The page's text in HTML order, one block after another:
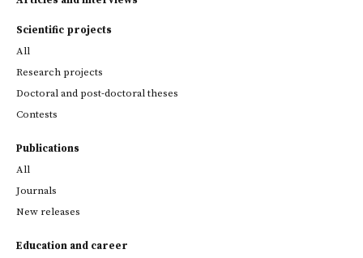
Scientific projects
All
Research projects
Doctoral and post-doctoral theses
Contests
Publications
All
Journals
New releases
Education and career